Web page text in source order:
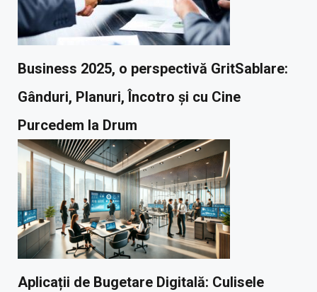
Business 2025, o perspectivă GritSablare:
Gânduri, Planuri, Încotro și cu Cine
Purcedem la Drum
Aplicații de Bugetare Digitală: Culisele